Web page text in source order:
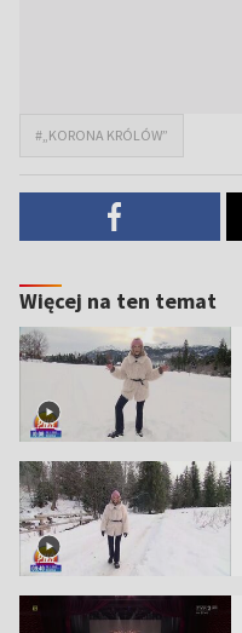
#„KORONA KRÓLÓW”
Więcej na ten temat